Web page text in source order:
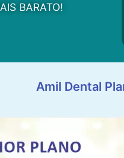
BARATO!
Amil Dental